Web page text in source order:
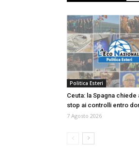
Politica Esteri
Ceuta: la Spagna chiede
stop ai controlli entro
7 Agosto 2026